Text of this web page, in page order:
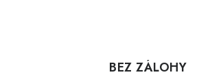
BEZ ZÁLOHY